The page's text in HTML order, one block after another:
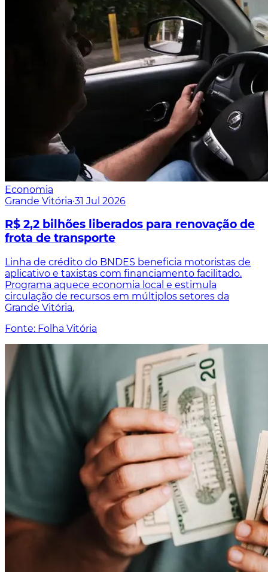
Economia
Grande Vitória·31 Jul 2026
R$ 2,2 bilhões liberados para renovação de
frota de transporte
Linha de crédito do BNDES beneficia motoristas de
aplicativo e taxistas com financiamento facilitado.
Programa aquece economia local e estimula
circulação de recursos em múltiplos setores da
Grande Vitória.
Fonte: Folha Vitória